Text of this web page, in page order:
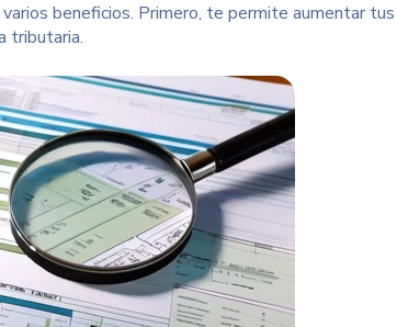
beneficios. Primero, te permite aumentar tus
tributaria.